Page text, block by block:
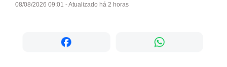
08/08/2026 09:01 - Atualizado há 2 horas